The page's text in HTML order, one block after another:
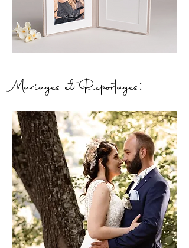
Mariages et Reportages: ​